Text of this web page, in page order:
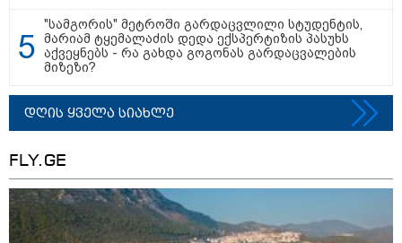
11:13 / 05-08-2026
Hisense წარმოგიდგენთ გზავნილს "ინოვაციები
უკეთესი ცხოვრებისათვის" FIFA-ს 2026 წლის
მსოფლიო ჩემპიონატზე™
"სამგორის" მეტროში გარდაცვლილი სტუდენტის,
მარიამ ტყემალაძის დედა ექსპერტიზის პასუხს
აქვეყნებს - რა გახდა გოგონას გარდაცვალების
მიზეზი?
დღის ყველა სიახლე
FLY.GE